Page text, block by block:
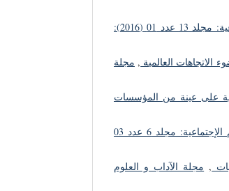
مجلة الآداب و العلوم الإجتماعية: مجلد 13 عدد 01 (2016):
الاتجاهات العالمية , مجلة
على عينة من المؤسسات
مجلة الآداب و العلوم الإجتماعية: مجلد 6 عدد 03
, مجلة الآداب و العلوم